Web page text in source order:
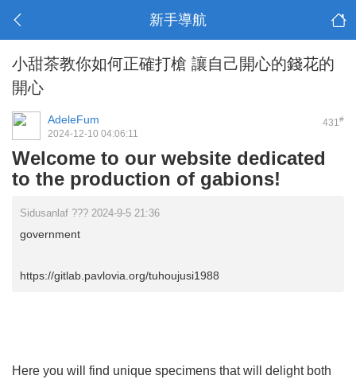
新手導航
小甜茶教你如何正確打槍 讓自己開心的錢花的
開心
431#
AdeleFum
2024-12-10 04:06:11
Welcome to our website dedicated
to the production of gabions!
Sidusanlaf ??? 2024-9-5 21:36
government
https://gitlab.pavlovia.org/tuhoujusi1988
Here you will find unique specimens that will delight both